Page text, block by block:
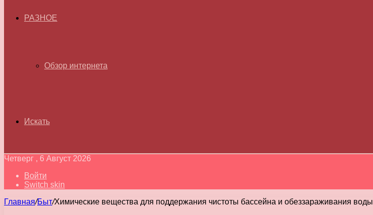
РАЗНОЕ
Обзор интернета
Искать
Четверг , 6 Август 2026
Войти
Switch skin
Главная/Быт/Химические вещества для поддержания чистоты бассейна и обеззараживания воды